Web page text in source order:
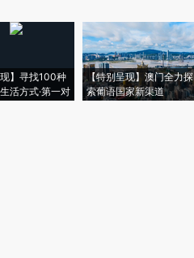
现】寻找100种
活方式·第一对
【特别呈现】澳门全力探
索葡语国家新渠道